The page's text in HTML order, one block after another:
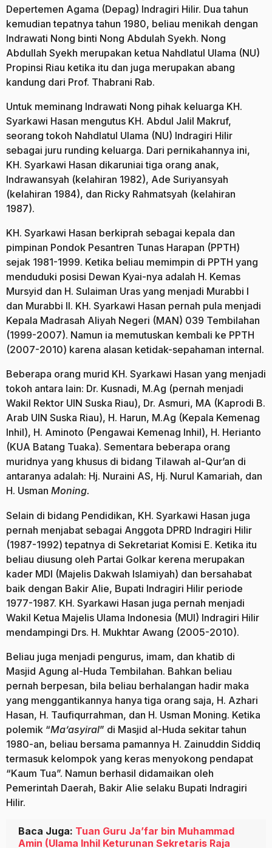
Depertemen Agama (Depag) Indragiri Hilir. Dua tahun
kemudian tepatnya tahun 1980, beliau menikah dengan
Indrawati Nong binti Nong Abdulah Syekh. Nong
Abdullah Syekh merupakan ketua Nahdlatul Ulama (NU)
Propinsi Riau ketika itu dan juga merupakan abang
kandung dari Prof. Thabrani Rab.
Untuk meminang Indrawati Nong pihak keluarga KH.
Syarkawi Hasan mengutus KH. Abdul Jalil Makruf,
seorang tokoh Nahdlatul Ulama (NU) Indragiri Hilir
sebagai juru runding keluarga. Dari pernikahannya ini,
KH. Syarkawi Hasan dikaruniai tiga orang anak,
Indrawansyah (kelahiran 1982), Ade Suriyansyah
(kelahiran 1984), dan Ricky Rahmatsyah (kelahiran
1987).
KH. Syarkawi Hasan berkiprah sebagai kepala dan
pimpinan Pondok Pesantren Tunas Harapan (PPTH)
sejak 1981-1999. Ketika beliau memimpin di PPTH yang
menduduki posisi Dewan Kyai-nya adalah H. Kemas
Mursyid dan H. Sulaiman Uras yang menjadi Murabbi I
dan Murabbi II. KH. Syarkawi Hasan pernah pula menjadi
Kepala Madrasah Aliyah Negeri (MAN) 039 Tembilahan
(1999-2007). Namun ia memutuskan kembali ke PPTH
(2007-2010) karena alasan ketidak-sepahaman internal.
Beberapa orang murid KH. Syarkawi Hasan yang menjadi
tokoh antara lain: Dr. Kusnadi, M.Ag (pernah menjadi
Wakil Rektor UIN Suska Riau), Dr. Asmuri, MA (Kaprodi B.
Arab UIN Suska Riau), H. Harun, M.Ag (Kepala Kemenag
Inhil), H. Aminoto (Pengawai Kemenag Inhil), H. Herianto
(KUA Batang Tuaka). Sementara beberapa orang
muridnya yang khusus di bidang Tilawah al-Qur’an di
antaranya adalah: Hj. Nuraini AS, Hj. Nurul Kamariah, dan
H. Usman Moning.
Selain di bidang Pendidikan, KH. Syarkawi Hasan juga
pernah menjabat sebagai Anggota DPRD Indragiri Hilir
(1987-1992) tepatnya di Sekretariat Komisi E. Ketika itu
beliau diusung oleh Partai Golkar kerena merupakan
kader MDI (Majelis Dakwah Islamiyah) dan bersahabat
baik dengan Bakir Alie, Bupati Indragiri Hilir periode
1977-1987. KH. Syarkawi Hasan juga pernah menjadi
Wakil Ketua Majelis Ulama Indonesia (MUI) Indragiri Hilir
mendampingi Drs. H. Mukhtar Awang (2005-2010).
Beliau juga menjadi pengurus, imam, dan khatib di
Masjid Agung al-Huda Tembilahan. Bahkan beliau
pernah berpesan, bila beliau berhalangan hadir maka
yang menggantikannya hanya tiga orang saja, H. Azhari
Hasan, H. Taufiqurrahman, dan H. Usman Moning. Ketika
polemik “Ma’asyiral” di Masjid al-Huda sekitar tahun
1980-an, beliau bersama pamannya H. Zainuddin Siddiq
termasuk kelompok yang keras menyokong pendapat
“Kaum Tua”. Namun berhasil didamaikan oleh
Pemerintah Daerah, Bakir Alie selaku Bupati Indragiri
Hilir.
Baca Juga: Tuan Guru Ja’far bin Muhammad
Amin (Ulama Inhil Keturunan Sekretaris Raja